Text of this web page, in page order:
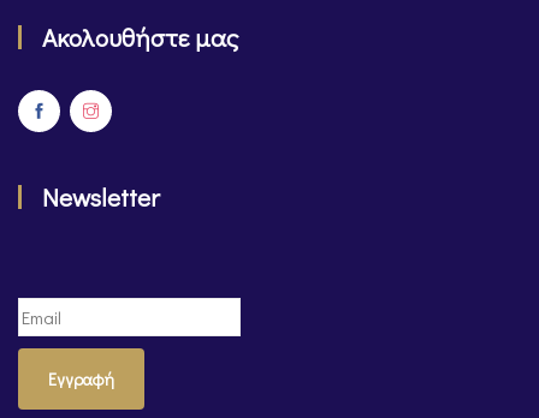
Ακολουθήστε μας
Newsletter
Εγγραφή